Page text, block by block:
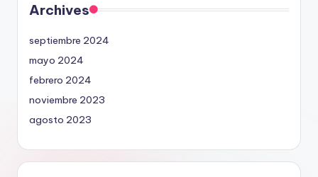
Archives
septiembre 2024
mayo 2024
febrero 2024
noviembre 2023
agosto 2023